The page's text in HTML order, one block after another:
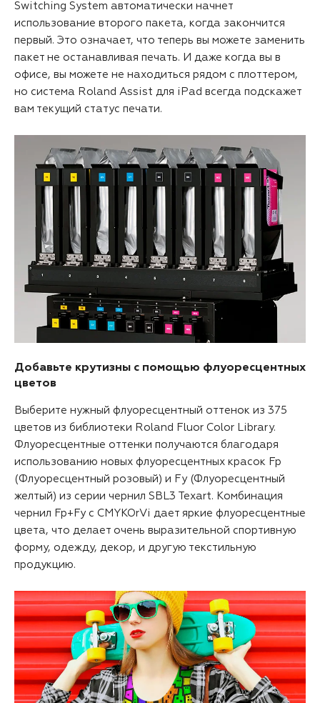
Switching System автоматически начнет
использование второго пакета, когда закончится
первый. Это означает, что теперь вы можете заменить
пакет не останавливая печать. И даже когда вы в
офисе, вы можете не находиться рядом с плоттером,
но система Roland Assist для iPad всегда подскажет
вам текущий статус печати.
Добавьте крутизны с помощью флуоресцентных
цветов
Выберите нужный флуоресцентный оттенок из 375
цветов из библиотеки Roland Fluor Color Library.
Флуоресцентные оттенки получаются благодаря
использованию новых флуоресцентных красок Fp
(Флуоресцентный розовый) и Fу(Флуоресцентный
желтый) из серии чернил SBL3 Texart. Комбинация
чернил Fp+Fy с CMYKOrVi дает яркие флуоресцентные
цвета, что делает очень выразительной спортивную
форму, одежду, декор, и другую текстильную
продукцию.